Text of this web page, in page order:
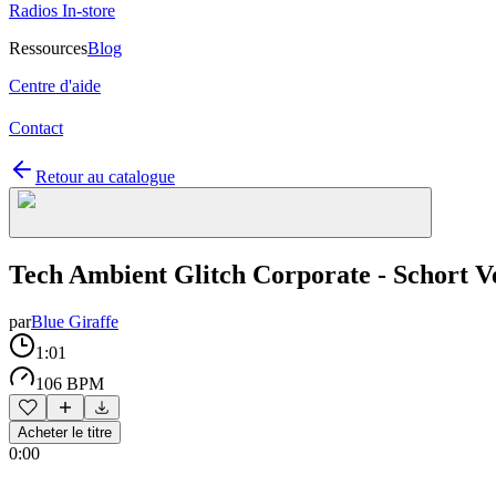
Radios In-store
RessourcesBlog
Centre d'aide
Contact
Retour au catalogue
Tech Ambient Glitch Corporate - Schort
parBlue Giraffe
1:01
106 BPM
Acheter le titre
0:00